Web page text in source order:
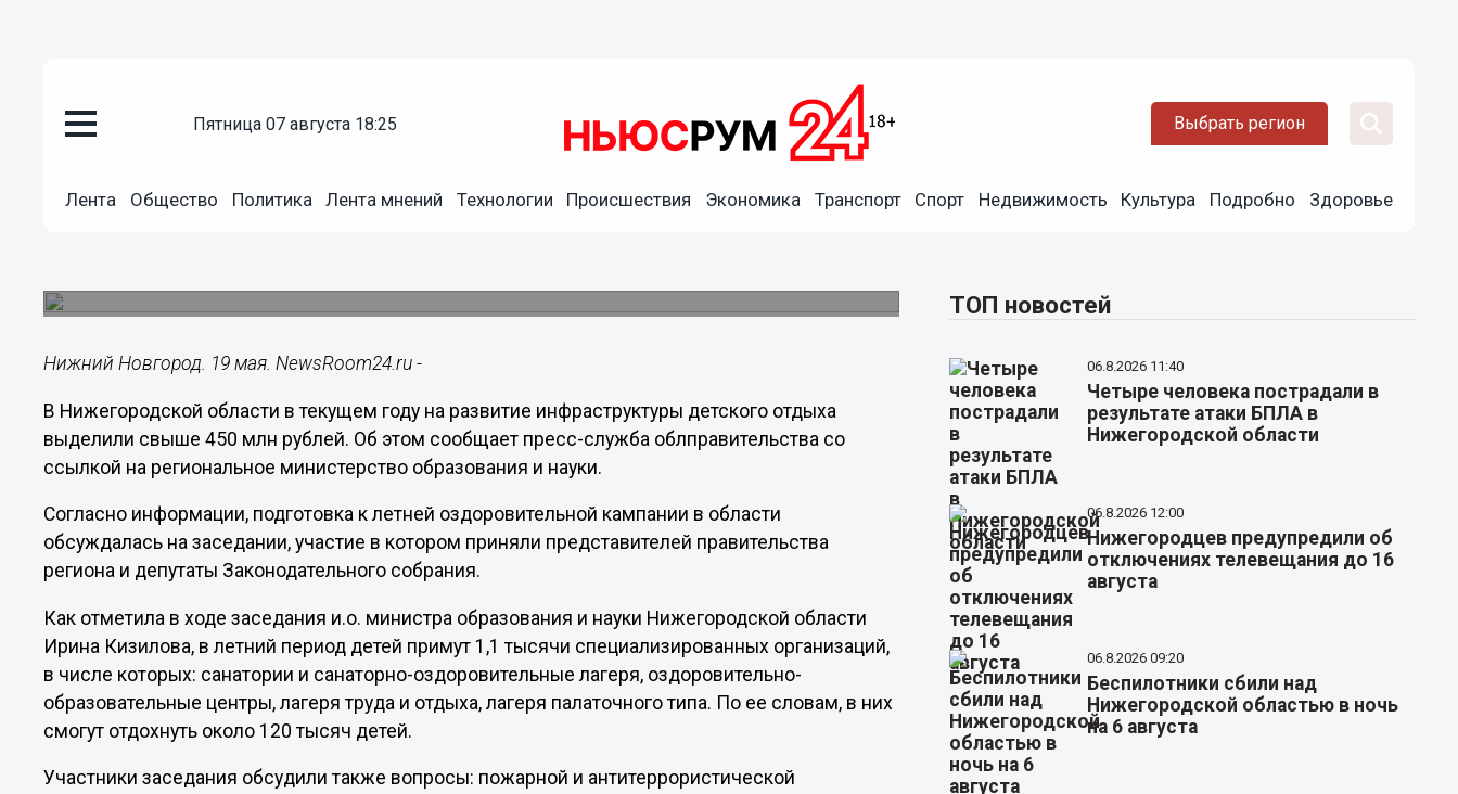
пятница 07 августа 18:25 Выбрать регион
Лента Общество Политика Лента мнений Технологии Происшествия Экономика Транспорт Спорт Недвижимость Культура Подробно Здоровье
нижегородской инфраструктуры детского отдыха в 2023
Нижний Новгород. 19 мая. NewsRoom24.ru -
В Нижегородской области в текущем году на развитие инфраструктуры детского отдыха
выделили свыше 450 млн рублей. Об этом сообщает пресс-служба облправительства со
ссылкой на региональное министерство образования и науки.
Согласно информации, подготовка к летней оздоровительной кампании в области
обсуждалась на заседании, участие в котором приняли представителей правительства
региона и депутаты Законодательного собрания.
Как отметила в ходе заседания и.о. министра образования и науки Нижегородской области
Ирина Кизилова, в летний период детей примут 1,1 тысячи специализированных организаций,
в числе которых: санатории и санаторно-оздоровительные лагеря, оздоровительно-
образовательные центры, лагеря труда и отдыха, лагеря палаточного типа. По ее словам, в них
смогут отдохнуть около 120 тысяч детей.
Участники заседания обсудили также вопросы: пожарной и антитеррористической
ТОП новостей
06.8.2026 11:40
Четыре человека пострадали в
результате атаки БПЛА в
Нижегородской области
06.8.2026 12:00
Нижегородцев предупредили об
отключениях телевещания до 16
августа
06.8.2026 09:20
Беспилотники сбили над
Нижегородской областью в ночь
на 6 августа